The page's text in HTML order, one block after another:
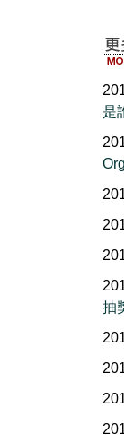
是
抽